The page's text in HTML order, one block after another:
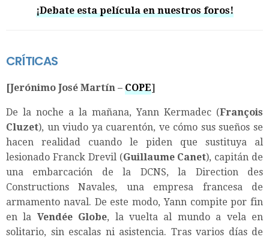
¡Debate esta película en nuestros foros!
CRÍTICAS
[Jerónimo José Martín – COPE]
De la noche a la mañana, Yann Kermadec (François
Cluzet), un viudo ya cuarentón, ve cómo sus sueños se
hacen realidad cuando le piden que sustituya al
lesionado Franck Drevil (Guillaume Canet), capitán de
una embarcación de la DCNS, la Direction des
Constructions Navales, una empresa francesa de
armamento naval. De este modo, Yann compite por fin
en la Vendée Globe, la vuelta al mundo a vela en
solitario, sin escalas ni asistencia. Tras varios días de